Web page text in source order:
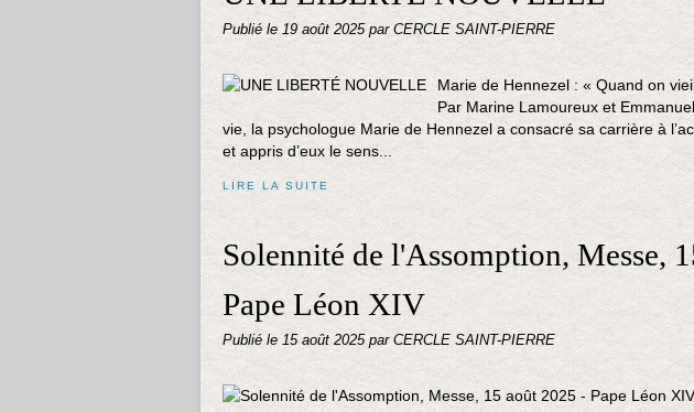
Publié le 19 août 2025 par CERCLE SAINT-PIERRE
Marie de Hennezel : « Quand on
Par Marine Lamoureux et
vie, la psychologue Marie de Hennezel a consacré sa carrière à
et appris d’eux le sens...
LIRE LA SUITE
Solennité de l'Assomption, Messe,
Pape Léon XIV
Publié le 15 août 2025 par CERCLE SAINT-PIERRE